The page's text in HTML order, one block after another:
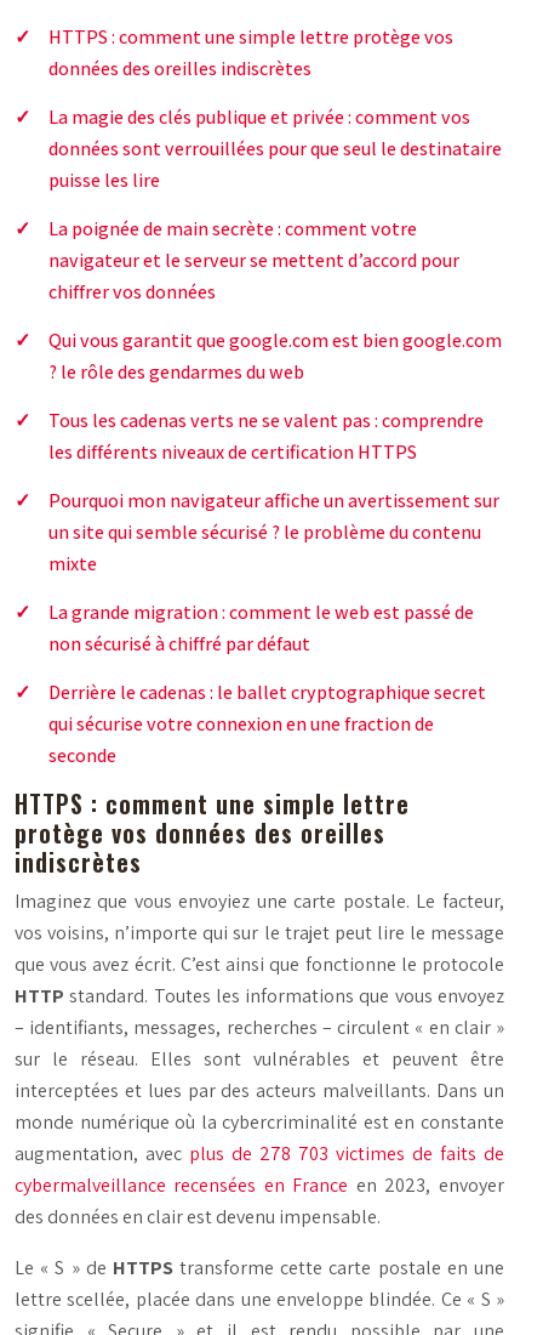
HTTPS : comment une simple lettre protège vos
données des oreilles indiscrètes
La magie des clés publique et privée : comment vos
données sont verrouillées pour que seul le destinataire
puisse les lire
La poignée de main secrète : comment votre
navigateur et le serveur se mettent d’accord pour
chiffrer vos données
Qui vous garantit que google.com est bien google.com
? le rôle des gendarmes du web
Tous les cadenas verts ne se valent pas : comprendre
les différents niveaux de certification HTTPS
Pourquoi mon navigateur affiche un avertissement sur
un site qui semble sécurisé ? le problème du contenu
mixte
La grande migration : comment le web est passé de
non sécurisé à chiffré par défaut
Derrière le cadenas : le ballet cryptographique secret
qui sécurise votre connexion en une fraction de
seconde
HTTPS : comment une simple lettre
protège vos données des oreilles
indiscrètes
Imaginez que vous envoyiez une carte postale. Le facteur,
vos voisins, n’importe qui sur le trajet peut lire le message
que vous avez écrit. C’est ainsi que fonctionne le protocole
HTTP standard. Toutes les informations que vous envoyez
– identifiants, messages, recherches – circulent « en clair »
sur le réseau. Elles sont vulnérables et peuvent être
interceptées et lues par des acteurs malveillants. Dans un
monde numérique où la cybercriminalité est en constante
augmentation, avec plus de 278 703 victimes de faits de
cybermalveillance recensées en France en 2023, envoyer
des données en clair est devenu impensable.
Le « S » de HTTPStransforme cette carte postale en une
lettre scellée, placée dans une enveloppe blindée. Ce « S »